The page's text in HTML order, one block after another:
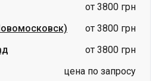
от 3800 грн
от 3800 грн
от 3800 грн
цена по запросу